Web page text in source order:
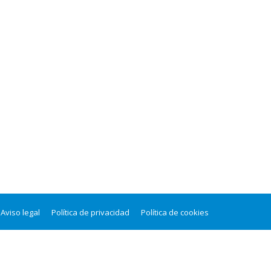
Aviso legal Política de privacidad Política de cookies